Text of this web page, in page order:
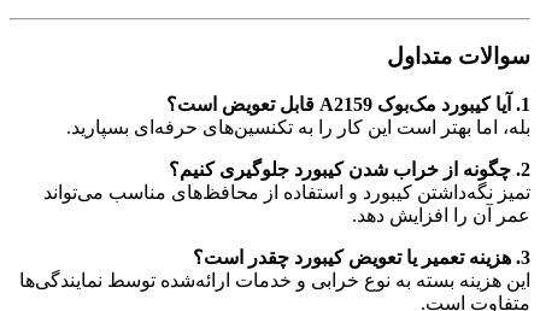
سوالات متداول
1. آیا کیبورد مک‌بوک A2159 قابل تعویض است؟
بله، اما بهتر است این کار را به تکنسین‌های حرفه‌ای بسپارید.
2. چگونه از خراب شدن کیبورد جلوگیری کنیم؟
تمیز نگه‌داشتن کیبورد و استفاده از محافظ‌های مناسب می‌تواند
عمر آن را افزایش دهد.
3. هزینه تعمیر یا تعویض کیبورد چقدر است؟
این هزینه بسته به نوع خرابی و خدمات ارائه‌شده توسط نمایندگی‌ها
متفاوت است.